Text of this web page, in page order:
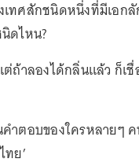
เทศสักชนิดหนึ่งที่มีเอก
ดไหน?
ต่ถ้าลองได้กลิ่นแล้ว ก็เ
คำตอบของใครหลายๆ
ย’